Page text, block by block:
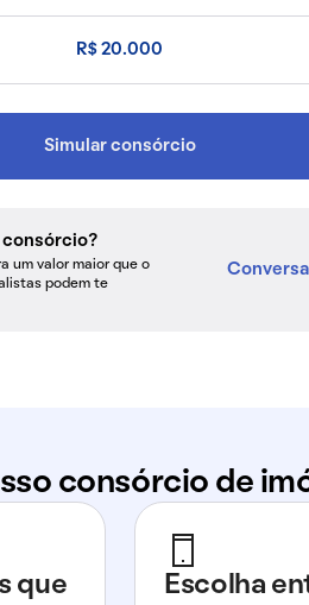
R$ 20.000
Simular consórcio
consórcio?
um valor maior que o
podem te
consórcio de
que
Escolha